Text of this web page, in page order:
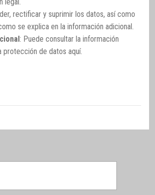
rectificar y suprimir los datos, así como
se explica en la información adicional.
: Puede consultar la información
protección de datos aquí.